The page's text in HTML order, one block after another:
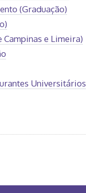
(Graduação)
e Limeira)
Universitários